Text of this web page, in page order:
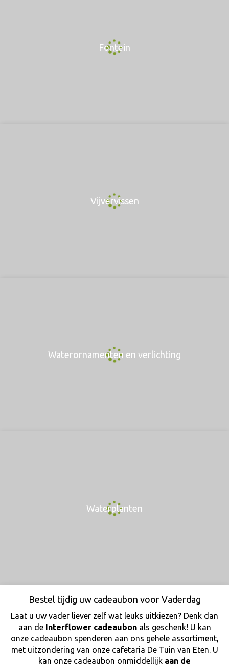
Fontein
Vijvervissen
Waterornamenten en verlichting
Waterplanten
Bestel tijdig uw cadeaubon voor Vaderdag
Laat u uw vader liever zelf wat leuks uitkiezen? Denk dan
aan de Interflower cadeaubonals geschenk! U kan
onze cadeaubon spenderen aan ons gehele assortiment,
met uitzondering van onze cafetaria De Tuin van Eten. U
kan onze cadeaubon onmiddellijk aan de